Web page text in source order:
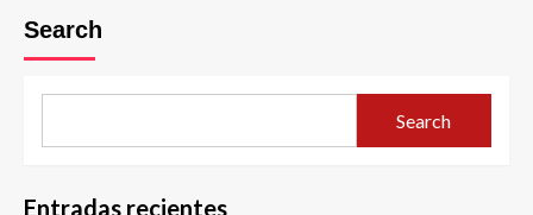
Search
Search
Entradas recientes